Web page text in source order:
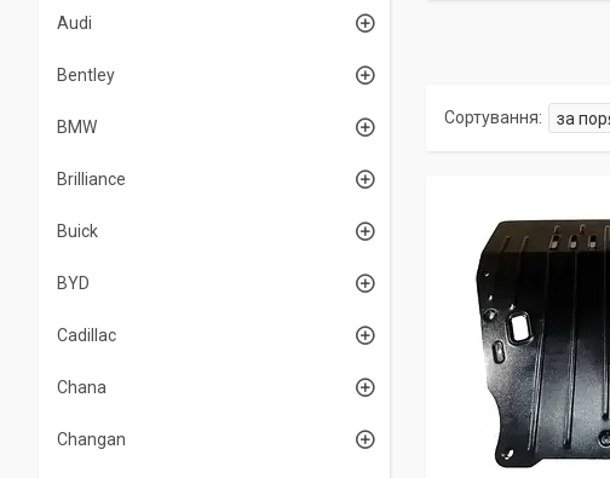
Audi
Bentley
BMW
Brilliance
Buick
BYD
Cadillac
Chana
Changan